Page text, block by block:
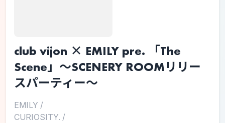
club vijon × EMILY pre. 「The
Scene」〜SCENERY ROOMリリー
スパーティー〜
EMILY /
CURIOSITY. /